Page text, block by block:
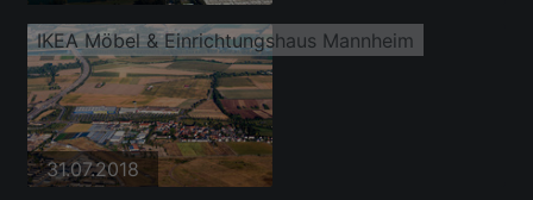
IKEA Möbel & Einrichtungshaus Mannheim
31.07.2018